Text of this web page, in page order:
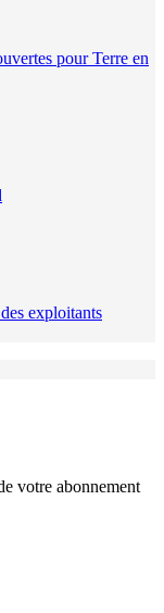
pour Terre en
exploitants
votre abonnement